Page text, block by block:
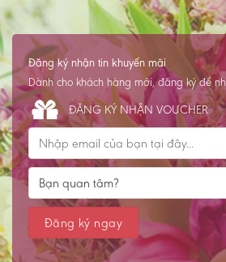
Đăng ký nhận tin khuyến mãi
Dành cho khách hàng mới, đăng ký để
ĐĂNG KÝ NHẬN VOUCHER